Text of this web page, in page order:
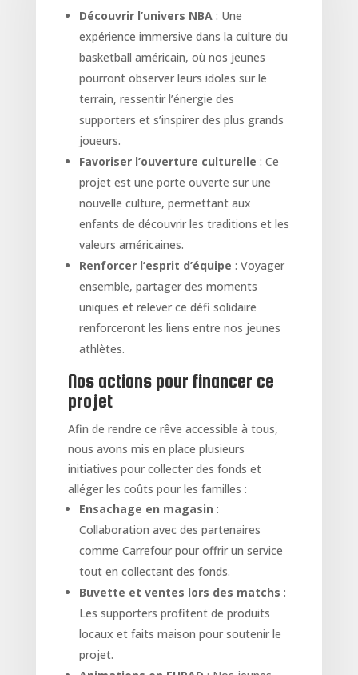
Découvrir l’univers NBA: Une
expérience immersive dans la culture du
basketball américain, où nos jeunes
pourront observer leurs idoles sur le
terrain, ressentir l’énergie des
supporters et s’inspirer des plus grands
joueurs.
Favoriser l’ouverture culturelle : Ce
projet est une porte ouverte sur une
nouvelle culture, permettant aux
enfants de découvrir les traditions et les
valeurs américaines.
Renforcer l’esprit d’équipe : Voyager
ensemble, partager des moments
uniques et relever ce défi solidaire
renforceront les liens entre nos jeunes
athlètes.
Nos actions pour financer ce
projet
Afin de rendre ce rêve accessible à tous,
nous avons mis en place plusieurs
initiatives pour collecter des fonds et
alléger les coûts pour les familles :
Ensachage en magasin :
Collaboration avec des partenaires
comme Carrefour pour offrir un service
tout en collectant des fonds.
Buvette et ventes lors des matchs :
Les supporters profitent de produits
locaux et faits maison pour soutenir le
projet.